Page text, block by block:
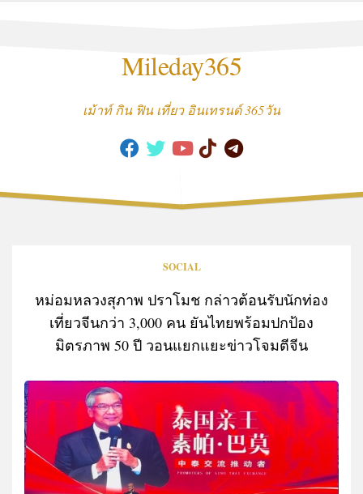
Mileday365
เม้าท์ กิน ฟิน เที่ยว อินเทรนด์ 365วัน
SOCIAL
หม่อมหลวงสุภาพ ปราโมช กล่าวต้อนรับนักท่อง
เที่ยวจีนกว่า 3,000 คน ยันไทยพร้อมปกป้อง
มิตรภาพ 50 ปี วอนแยกแยะข่าวโจมตีจีน